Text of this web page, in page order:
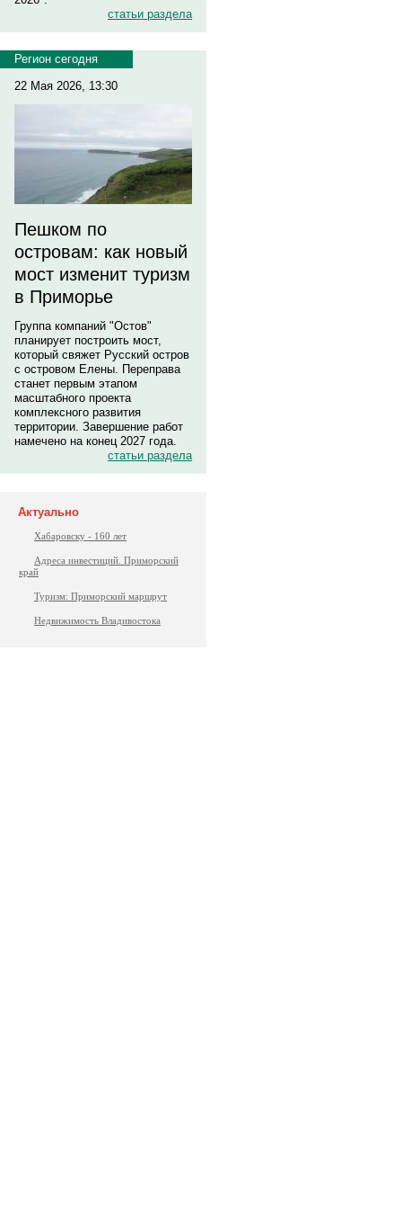
статьи раздела
Регион сегодня
22 Мая 2026, 13:30
Пешком по
островам: как новый
мост изменит туризм
в Приморье
Группа компаний "Остов"
планирует построить мост,
который свяжет Русский остров
с островом Елены. Переправа
станет первым этапом
масштабного проекта
комплексного развития
территории. Завершение работ
намечено на конец 2027 года.
статьи раздела
Актуально
Хабаровску - 160 лет
Адреса инвестиций. Приморский
край
Туризм: Приморский маршрут
Недвижимость Владивостока